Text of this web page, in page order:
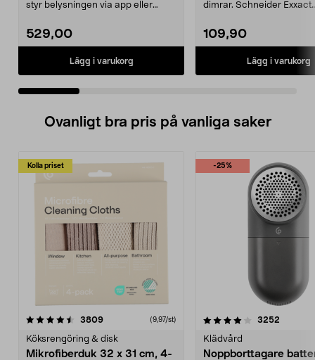
styr belysningen via app eller
529,00
Lägg i varukorg
dimrar. Schneider Exxact
109,90
Lägg i varukorg
Ovanligt bra pris på vanliga saker
Kolla priset
3809recensioner (9,97/st)
Köksrengöring & disk
Mikrofiberduk 32 x 31 cm, 4-
-25%
4.0av 5 stjärnor 3252
Klädvård
Noppborttagare
4.5av 5 stjärnor